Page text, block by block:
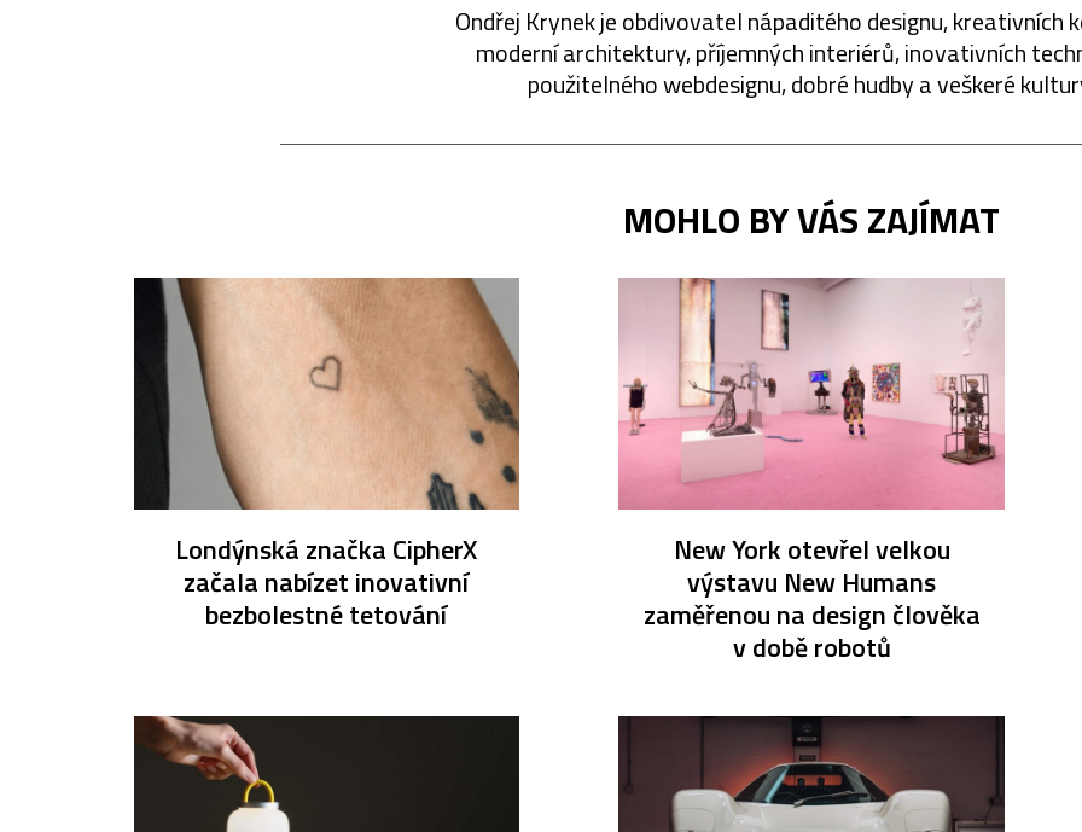
Ondřej Krynek je obdivovatel nápaditého designu, kreativních
moderní architektury, příjemných interiérů, inovativních
použitelného webdesignu, dobré hudby a veškeré
MOHLO BY VÁS ZAJÍMAT
Londýnská značka CipherX
začala nabízet inovativní
bezbolestné tetování
New York otevřel velkou
výstavu New Humans
zaměřenou na design člověka
v době robotů